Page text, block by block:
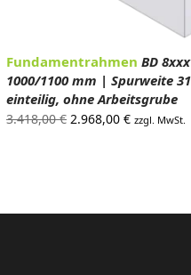
Fundamentrahmen BD
1000/1100 mm | Spurweite
einteilig, ohne Arbeitsgrube
3.418,00€ Ursprünglicher
2.968,00 €Aktueller
zzgl. MwSt.